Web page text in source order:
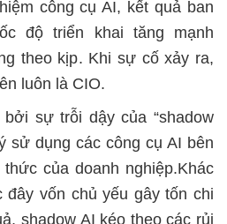
công cụ AI, kết quả ban
độ triển khai tăng mạnh
theo kịp. Khi sự cố xảy ra,
luôn là CIO.
sự trỗi dậy của “shadow
sử dụng các công cụ AI bên
của doanh nghiệp.Khác
đây vốn chủ yếu gây tốn chi
shadow AI kéo theo các rủi